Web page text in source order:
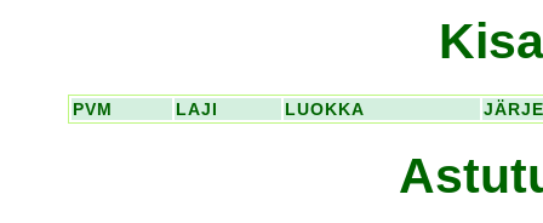
PVM LAJI LUOKKA